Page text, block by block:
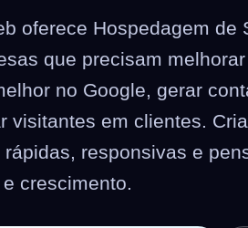
oferece Hospedagem de
que precisam
no Google, gerar
visitantes em clientes.
rápidas, responsivas e
crescimento.